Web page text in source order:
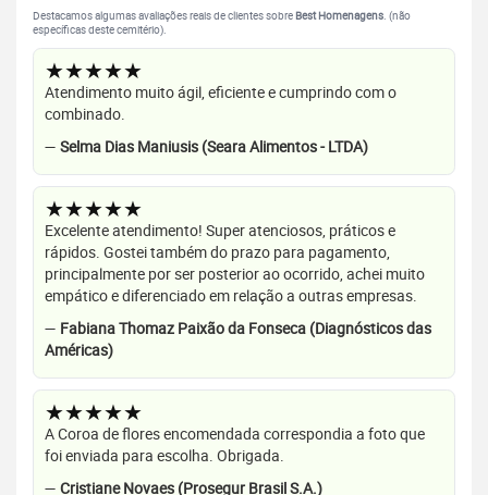
Destacamos algumas avaliações reais de clientes sobre Best Homenagens. (não
específicas deste cemitério).
★★★★★
Atendimento muito ágil, eficiente e cumprindo com o
combinado.
— Selma Dias Maniusis (Seara Alimentos - LTDA)
★★★★★
Excelente atendimento! Super atenciosos, práticos e
rápidos. Gostei também do prazo para pagamento,
principalmente por ser posterior ao ocorrido, achei muito
empático e diferenciado em relação a outras empresas.
— Fabiana Thomaz Paixão da Fonseca (Diagnósticos das
Américas)
★★★★★
A Coroa de flores encomendada correspondia a foto que
foi enviada para escolha. Obrigada.
— Cristiane Novaes (Prosegur Brasil S.A.)